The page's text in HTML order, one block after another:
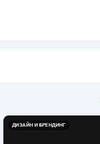
ДИЗАЙН И БРЕНДИНГ